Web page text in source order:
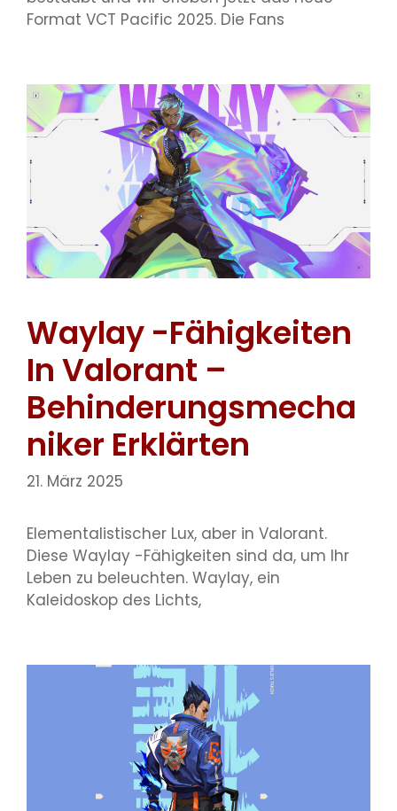
Format VCT Pacific 2025. Die Fans
Waylay -Fähigkeiten
In Valorant –
Behinderungsmecha
Niker Erklärten
21. März 2025
Elementalistischer Lux, aber in Valorant.
Diese Waylay -Fähigkeiten sind da, um Ihr
Leben zu beleuchten. Waylay, ein
Kaleidoskop des Lichts,